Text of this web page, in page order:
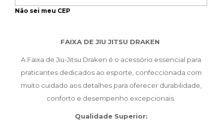
Não sei meu CEP
FAIXA DE JIU JITSU DRAKEN
A Faixa de Jiu-Jitsu Draken é o acessório essencial para
praticantes dedicados ao esporte, confeccionada com
muito cuidado aos detalhes para oferecer durabilidade,
conforto e desempenho excepcionais.
Qualidade Superior: